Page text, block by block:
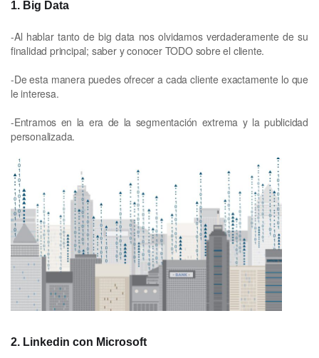
1. Big Data
-Al hablar tanto de big data nos olvidamos verdaderamente de su
finalidad principal; saber y conocer TODO sobre el cliente.
-De esta manera puedes ofrecer a cada cliente exactamente lo que
le interesa.
-Entramos en la era de la segmentación extrema y la publicidad
personalizada.
2. Linkedin con Microsoft